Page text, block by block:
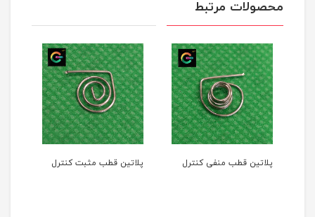
محصولات مرتبط
پلاتین قطب منفی کنترل پلاتین قطب مثبت کنترل